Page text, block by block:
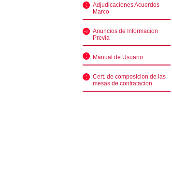
Adjudicaciones Acuerdos
Marco
Anuncios de Informacion
Previa
Manual de Usuario
Cert. de composicion de las
mesas de contratacion